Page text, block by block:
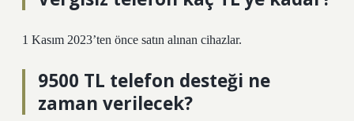
1 Kasım 2023’ten önce satın alınan cihazlar.
9500 TL telefon desteği ne
zaman verilecek?